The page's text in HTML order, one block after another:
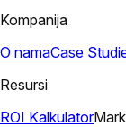
Kompanija
O namaCase
Resursi
ROI Kalkulator